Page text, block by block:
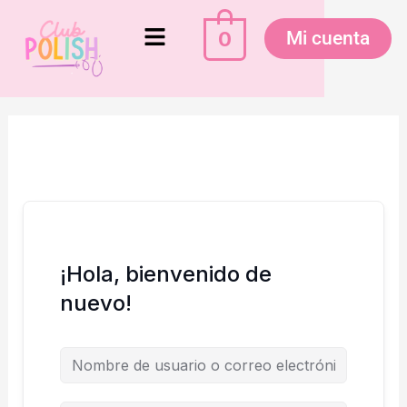
contenido
Menú 0 Mi cuenta
¡Hola, bienvenido de
nuevo!